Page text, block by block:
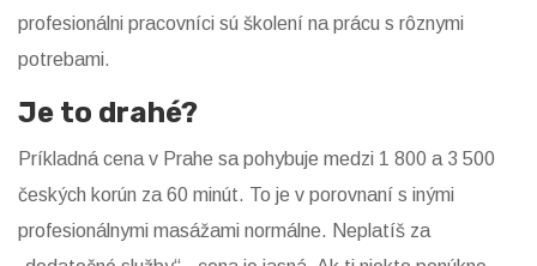
profesionálni pracovníci sú školení na prácu s rôznymi
potrebami.
Je to drahé?
Príkladná cena v Prahe sa pohybuje medzi 1 800 a 3 500
českých korún za 60 minút. To je v porovnaní s inými
profesionálnymi masážami normálne. Neplatíš za